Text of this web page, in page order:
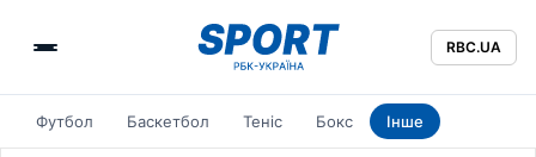
RBC.UA
Футбол Баскетбол Теніс Бокс Інше